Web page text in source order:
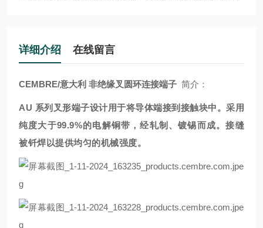
详细介绍 在线留言
CEMBRE/意大利 非绝缘叉圆环连接端子 简介：
AU 系列叉形端子设计用于将导体端接到接触块中。采用
纯度大于99.9%的电解铜带，经轧制、镀锡而成。接缝
被钎焊以提供均匀的机械强度。